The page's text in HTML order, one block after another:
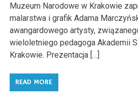
Muzeum Narodowe w Krakowie
malarstwa i grafik Adama
awangardowego artysty,
wieloletniego pedagoga Akademii
Krakowie. Prezentacja […]
READ MORE